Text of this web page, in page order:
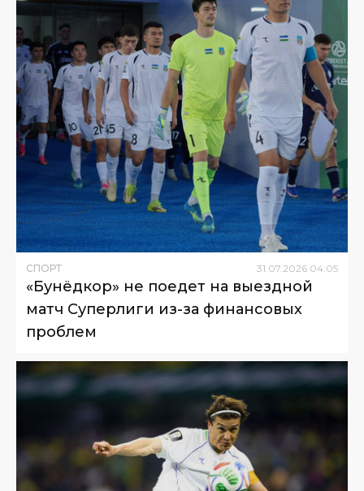
СПОРТ 31.07.2026 04:05
«Бунёдкор» не поедет на выездной
матч Суперлиги из-за финансовых
проблем